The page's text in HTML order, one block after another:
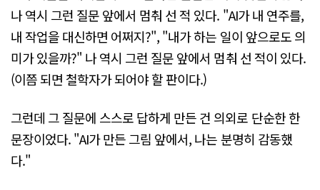
나 역시 그런 질문 앞에서 멈춰 선 적 있다. "AI가 내 연주를,
내 작업을 대신하면 어쩌지?", "내가 하는 일이 앞으로도 의
미가 있을까?" 나 역시 그런 질문 앞에서 멈춰 선 적이 있다.
(이쯤 되면 철학자가 되어야 할 판이다.)
그런데 그 질문에 스스로 답하게 만든 건 의외로 단순한 한
문장이었다. "AI가 만든 그림 앞에서, 나는 분명히 감동했
다."